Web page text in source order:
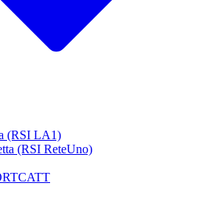
(RSI LA1)
(RSI ReteUno)